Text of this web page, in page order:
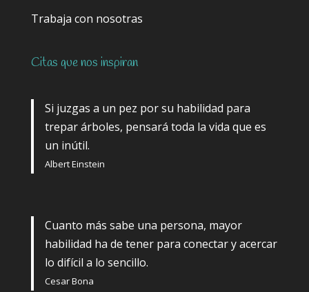
Trabaja con nosotras
Citas que nos inspiran
Si juzgas a un pez por su habilidad para
trepar árboles, pensará toda la vida que es
un inútil.
Albert Einstein
Cuanto más sabe una persona, mayor
habilidad ha de tener para conectar y acercar
lo difícil a lo sencillo.
Cesar Bona